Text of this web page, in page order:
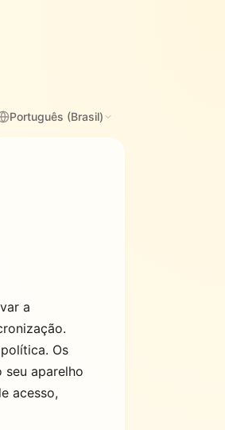
Português (Brasil)
a
Os
aparelho
acesso,